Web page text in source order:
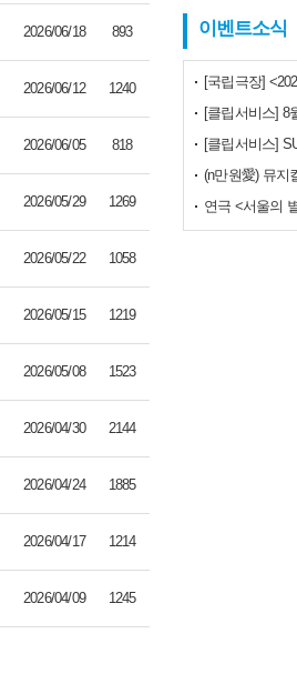
2026/06/18 893
2026/06/12 1240
2026/06/05 818
2026/05/29 1269
2026/05/22 1058
2026/05/15 1219
2026/05/08 1523
2026/04/30 2144
2026/04/24 1885
2026/04/17 1214
2026/04/09 1245
이벤트소식